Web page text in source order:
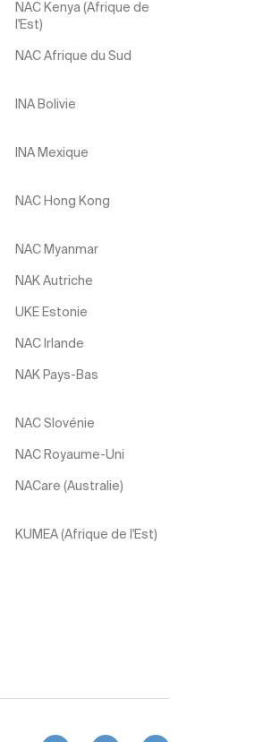
NAC Kenya (Afrique de
l'Est)
NAC Afrique du Sud
INA Bolivie
INA Mexique
NAC Hong Kong
NAC Myanmar
NAK Autriche
UKE Estonie
NAC Irlande
NAK Pays-Bas
NAC Slovénie
NAC Royaume-Uni
NACare (Australie)
KUMEA (Afrique de l'Est)